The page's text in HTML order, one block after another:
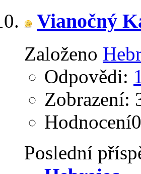
Vianočný
Založeno
Odpovědi:
Zobrazení:
Poslední